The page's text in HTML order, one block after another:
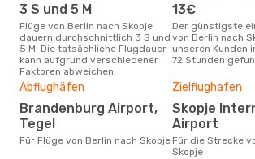
3 S und 5 M
Flüge von Berlin nach Skopje
dauern durchschnittlich 3 S und
5 M. Die tatsächliche Flugdauer
kann aufgrund verschiedener
Faktoren abweichen.
13€
Der günstigste einfache Flug
von Berlin nach
unseren Kunden
72 Stunden
Abflughäfen
Brandenburg Airport,
Tegel
Für Flüge von Berlin nach Skopje
Zielflughafen
Skopje International
Airport
Für die Strecke von Berlin nach
Skopje